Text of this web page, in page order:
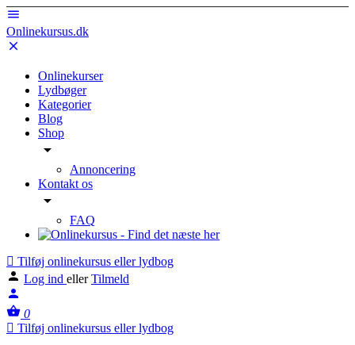
Onlinekursus.dk
Onlinekurser
Lydbøger
Kategorier
Blog
Shop
Annoncering
Kontakt os
FAQ
Tilføj onlinekursus eller lydbog
Log ind eller Tilmeld
0
Tilføj onlinekursus eller lydbog